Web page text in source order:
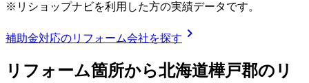
※リショップナビを利用した方の実績データです。
補助金対応のリフォーム会社を探す chevron_right
リフォーム箇所から北海道樺戸郡のリ